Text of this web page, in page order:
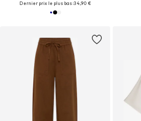
Dernier prix le plus bas :34,90 €